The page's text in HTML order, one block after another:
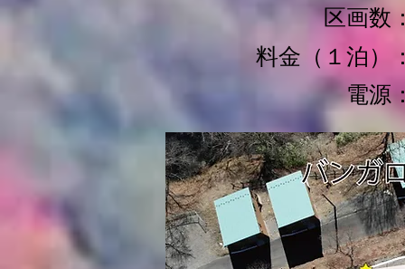
区画
料金（１泊）
電源